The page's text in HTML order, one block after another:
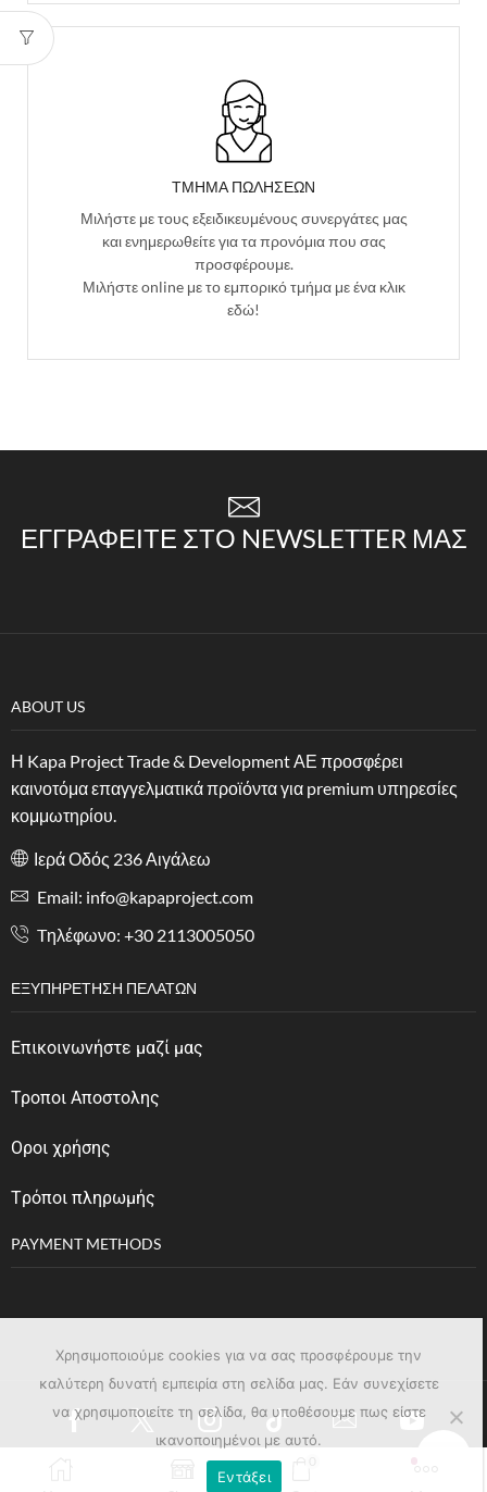
ΤΜΗΜΑ ΠΩΛΗΣΕΩΝ
Μιλήστε με τους εξειδικευμένους συνεργάτες μας
και ενημερωθείτε για τα προνόμια που σας
προσφέρουμε.
Μιλήστε online με το εμπορικό τμήμα με ένα κλικ
εδώ!
ΕΓΓΡΑΦΕΊΤΕ ΣΤΟ NEWSLETTER ΜΑΣ
ABOUT US
Η Kapa Project Trade & Development ΑΕ προσφέρει
καινοτόμα επαγγελματικά προϊόντα για premium υπηρεσίες
κομμωτηρίου.
Ιερά Οδός 236 Αιγάλεω
Email: info@kapaproject.com
Tηλέφωνο: +30 2113005050
ΕΞΥΠΗΡΈΤΗΣΗ ΠΕΛΑΤΏΝ
Επικοινωνήστε μαζί μας
Τροποι Αποστολης
Οροι χρήσης
Tρόποι πληρωμής
PAYMENT METHODS
affinage.gr. Created by
Χρησιμοποιούμε cookies για να σας προσφέρουμε την
καλύτερη δυνατή εμπειρία στη σελίδα μας. Εάν συνεχίσετε
να χρησιμοποιείτε τη σελίδα, θα υποθέσουμε πως είστε
ικανοποιημένοι με αυτό.
Εντάξει